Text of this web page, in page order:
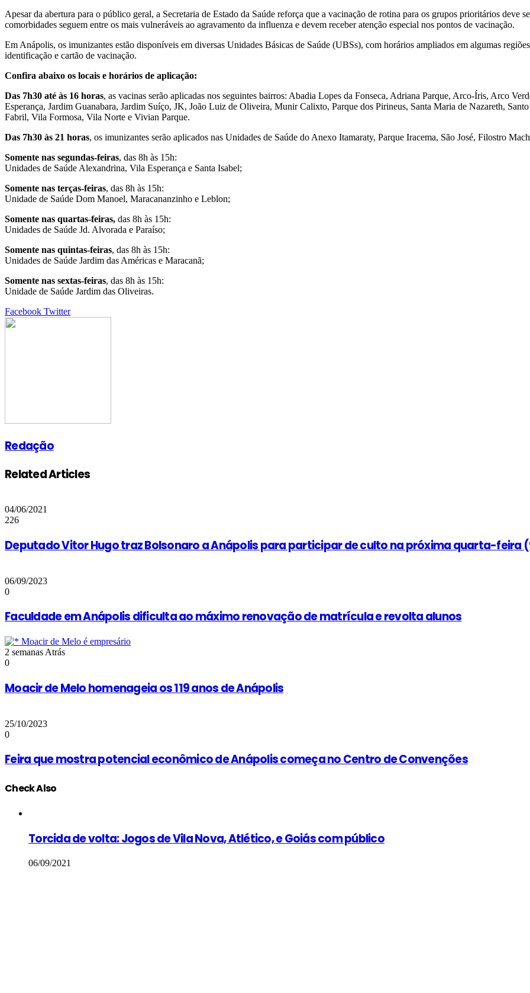
Apesar da abertura para o público geral, a Secretaria de Estado da Saúde reforça que a vacinação de rotina para os grupos prioritários deve
comorbidades seguem entre os mais vulneráveis ao agravamento da influenza e devem receber atenção especial nos pontos de vacinação.
Em Anápolis, os imunizantes estão disponíveis em diversas Unidades Básicas de Saúde (UBSs), com horários ampliados em algumas
identificação e cartão de vacinação.
Confira abaixo os locais e horários de aplicação:
Das 7h30 até às 16 horas, as vacinas serão aplicadas nos seguintes bairros: Abadia Lopes da Fonseca, Adriana Parque, Arco-Íris, Arco
Esperança, Jardim Guanabara, Jardim Suíço, JK, João Luiz de Oliveira, Munir Calixto, Parque dos Pirineus, Santa Maria de Nazareth,
Fabril, Vila Formosa, Vila Norte e Vivian Parque.
Das 7h30 às 21 horas, os imunizantes serão aplicados nas Unidades de Saúde do Anexo Itamaraty, Parque Iracema, São José, Filostro
Somente nas segundas-feiras, das 8h às 15h:
Unidades de Saúde Alexandrina, Vila Esperança e Santa Isabel;
Somente nas terças-feiras, das 8h às 15h:
Unidade de Saúde Dom Manoel, Maracananzinho e Leblon;
Somente nas quartas-feiras, das 8h às 15h:
Unidades de Saúde Jd. Alvorada e Paraíso;
Somente nas quintas-feiras, das 8h às 15h:
Unidades de Saúde Jardim das Américas e Maracanã;
Somente nas sextas-feiras, das 8h às 15h:
Unidade de Saúde Jardim das Oliveiras.
Facebook TwitterGoogle+
LinkedIn
StumbleUpon
Tumblr
Pinterest
Reddit
VKontakte
Share
Print
Redação
Related Articles
04/06/2021
226
Deputado Vitor Hugo traz Bolsonaro a Anápolis para participar de culto na próxima quarta-feira
06/09/2023
0
Faculdade em Anápolis dificulta ao máximo renovação de matrícula e revolta alunos
2 semanas Atrás
0
Moacir de Melo homenageia os 119 anos de Anápolis
25/10/2023
0
Feira que mostra potencial econômico de Anápolis começa no Centro de Convenções
Check Also
Close
Torcida de volta: Jogos de Vila Nova, Atlético, e Goiás com público
06/09/2021